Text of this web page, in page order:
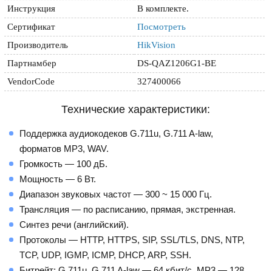
Инструкция
В комплекте.
Сертификат
Посмотреть
Производитель
HikVision
Партнамбер
DS-QAZ1206G1-BE
VendorCode
327400066
Технические характеристики:
Поддержка аудиокодеков G.711u, G.711 A-law,
форматов MP3, WAV.
Громкость — 100 дБ.
Мощность — 6 Вт.
Диапазон звуковых частот — 300 ~ 15 000 Гц.
Трансляция — по расписанию, прямая, экстренная.
Синтез речи (английский).
Протоколы — HTTP, HTTPS, SIP, SSL/TLS, DNS, NTP,
TCP, UDP, IGMP, ICMP, DHCP, ARP, SSH.